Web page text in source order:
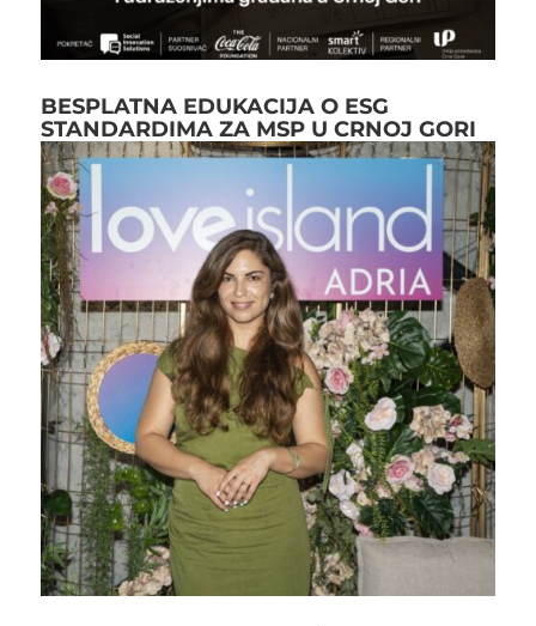
BESPLATNA EDUKACIJA O ESG
STANDARDIMA ZA MSP U CRNOJ GORI